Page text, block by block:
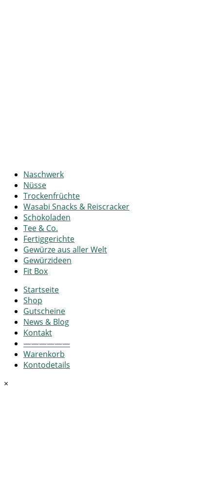
Naschwerk
Nüsse
Trockenfrüchte
Wasabi Snacks & Reiscracker
Schokoladen
Tee & Co.
Fertiggerichte
Gewürze aus aller Welt
Gewürzideen
Fit Box
Startseite
Shop
Gutscheine
News & Blog
Kontakt
——————
Warenkorb
Kontodetails
×